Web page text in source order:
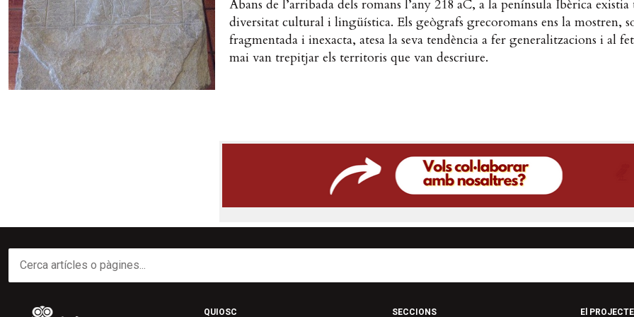
Abans de l’arribada dels romans l’any 218 aC, a la península Ibèrica
diversitat cultural i lingüística. Els geògrafs grecoromans ens la mostren,
fragmentada i inexacta, atesa la seva tendència a fer generalitzacions i al
mai van trepitjar els territoris que van descriure.
QUIOSC SECCIONS El PROJECTE